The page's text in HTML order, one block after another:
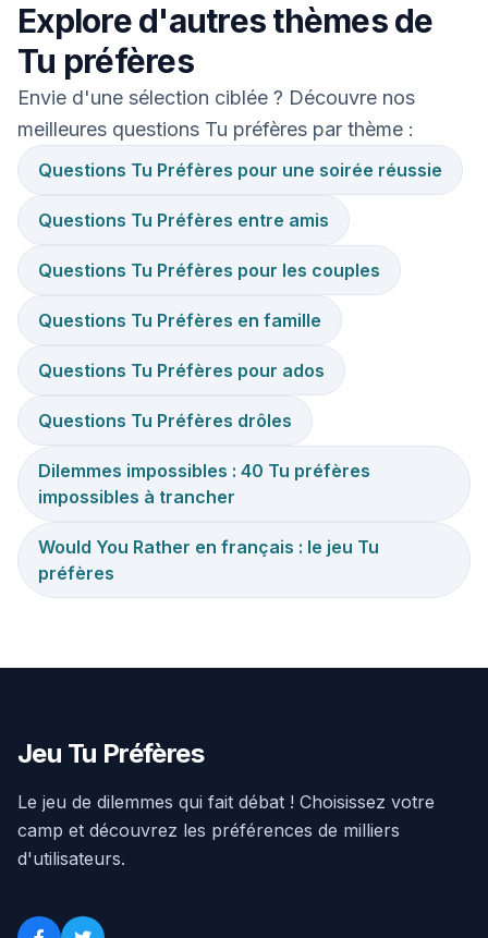
Explore d'autres thèmes de
Tu préfères
Envie d'une sélection ciblée ? Découvre nos
meilleures questions Tu préfères par thème :
Questions Tu Préfères pour une soirée réussie
Questions Tu Préfères entre amis
Questions Tu Préfères pour les couples
Questions Tu Préfères en famille
Questions Tu Préfères pour ados
Questions Tu Préfères drôles
Dilemmes impossibles : 40 Tu préfères
impossibles à trancher
Would You Rather en français : le jeu Tu
préfères
Jeu Tu Préfères
Le jeu de dilemmes qui fait débat ! Choisissez votre
camp et découvrez les préférences de milliers
d'utilisateurs.